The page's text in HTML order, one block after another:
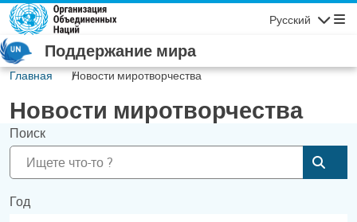
Перейти к основному содержанию
Русский
Поддержание мира
Главная Новости миротворчества
Новости миротворчества
Поиск
Год